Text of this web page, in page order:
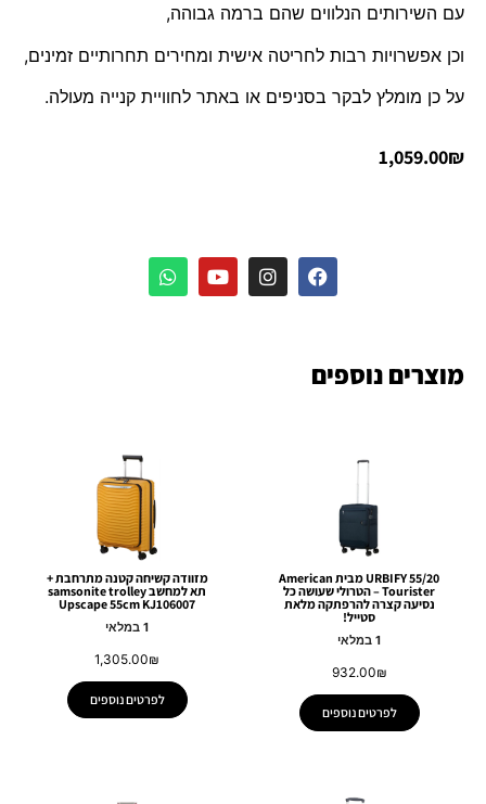
עם השירותים הנלווים שהם ברמה גבוהה,
וכן אפשרויות רבות לחריטה אישית ומחירים תחרותיים זמינים,
על כן מומלץ לבקר בסניפים או באתר לחוויית קנייה מעולה.
1,059.00₪
מוצרים נוספים
URBIFY 55/20 מבית American
Tourister – הטרולי שעושה כל
נסיעה קצרה להרפתקה מלאת
סטייל!
1 במלאי
932.00₪
לפרטים נוספים
מזוודה קשיחה קטנה מתרחבת +
תא למחשב samsonite trolley
Upscape 55cm KJ106007
1 במלאי
1,305.00₪
לפרטים נוספים